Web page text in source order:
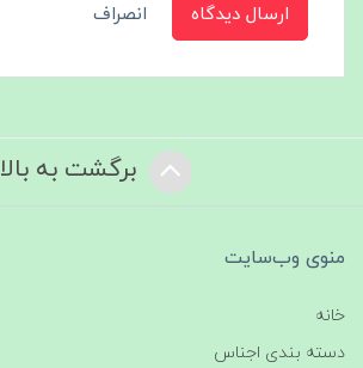
ارسال دیدگاه انصراف
برگشت به بالا
منوی وب‌سایت
خانه
دسته بندی اجناس